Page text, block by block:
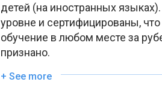
детей (на иностранных
уровне и сертифицированы,
обучение в любом месте за
признано.
+ See more